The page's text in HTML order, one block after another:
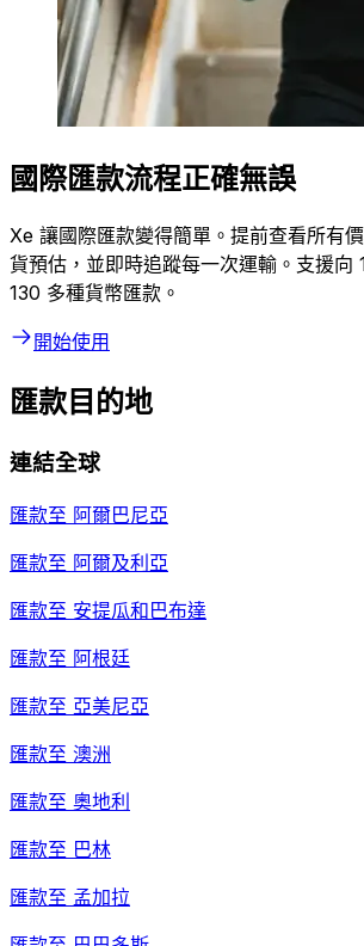
國際匯款流程正確無誤
Xe 讓國際匯款變得簡單。提前查看所有
貨預估，並即時追蹤每一次運輸。支援向
130 多種貨幣匯款。
開始使用
匯款目的地
連結全球
匯款至 阿爾巴尼亞
匯款至 阿爾及利亞
匯款至 安提瓜和巴布達
匯款至 阿根廷
匯款至 亞美尼亞
匯款至 澳洲
匯款至 奧地利
匯款至 巴林
匯款至 孟加拉